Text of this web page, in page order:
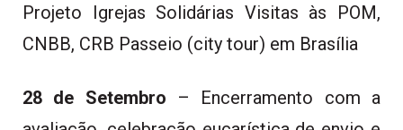
Projeto Igrejas Solidárias Visitas às POM,
CNBB, CRB Passeio (city tour) em Brasília
28 de Setembro – Encerramento com a